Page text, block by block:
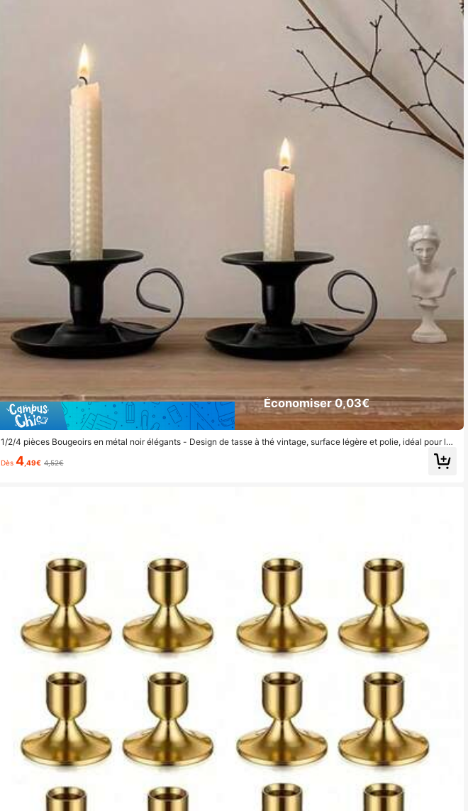
Économiser 0,03€
1/2/4 pièces Bougeoirs en métal noir élégants - Design de tasse à thé vintage, surface légère et polie, idéal pour la
Dès 4 ,49€ 4,52€